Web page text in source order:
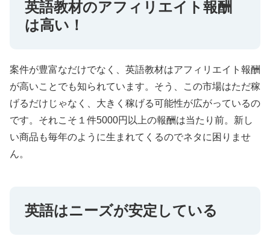
英語教材のアフィリエイト報酬
は高い！
案件が豊富なだけでなく、英語教材はアフィリエイト報酬
が高いことでも知られています。そう、この市場はただ稼
げるだけじゃなく、大きく稼げる可能性が広がっているの
です。それこそ１件5000円以上の報酬は当たり前。新し
い商品も毎年のように生まれてくるのでネタに困りませ
ん。
英語はニーズが安定している